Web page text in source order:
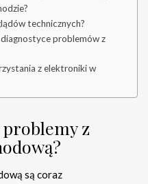
technicznych?
problemów z
z elektroniki w
problemy z
są coraz